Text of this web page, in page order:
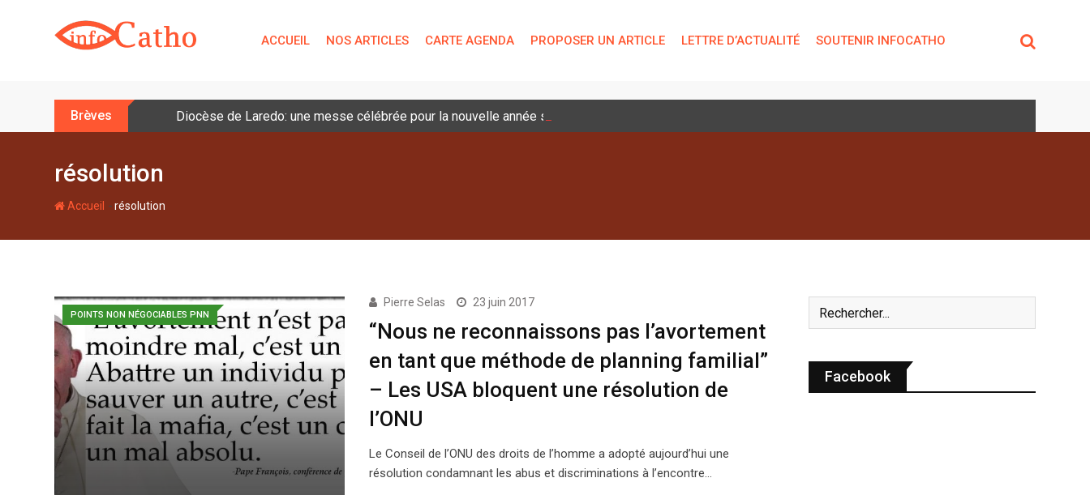
t
ACCUEIL NOS ARTICLES CARTE AGENDA PROPOSER UN ARTICLE LETTRE D’ACTUALITÉ SOUTENIR INFOCATHO
Brèves Diocèse de Laredo: une messe célébrée pour la nouvelle année scolaire
résolution
Accueil -résolution
POINTS NON NÉGOCIABLES PNN
Pierre Selas 23 juin 2017
“Nous ne reconnaissons pas l’avortement
en tant que méthode de planning familial”
– Les USA bloquent une résolution de
l’ONU
Le Conseil de l’ONU des droits de l’homme a adopté aujourd’hui une
résolution condamnant les abus et discriminations à l’encontre…
Facebook